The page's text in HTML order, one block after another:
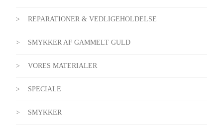
REPARATIONER & VEDLIGEHOLDELSE
SMYKKER AF GAMMELT GULD
VORES MATERIALER
SPECIALE
SMYKKER